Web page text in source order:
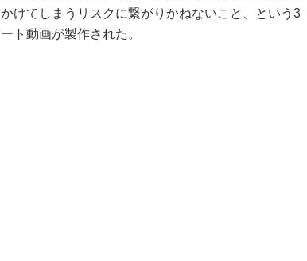
けてしまうリスクに繋がりかねないこと、という3
ト動画が製作された。